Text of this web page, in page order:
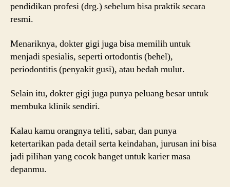
pendidikan profesi (drg.) sebelum bisa praktik secara
resmi.
Menariknya, dokter gigi juga bisa memilih untuk
menjadi spesialis, seperti ortodontis (behel),
periodontitis (penyakit gusi), atau bedah mulut.
Selain itu, dokter gigi juga punya peluang besar untuk
membuka klinik sendiri.
Kalau kamu orangnya teliti, sabar, dan punya
ketertarikan pada detail serta keindahan, jurusan ini bisa
jadi pilihan yang cocok banget untuk karier masa
depanmu.